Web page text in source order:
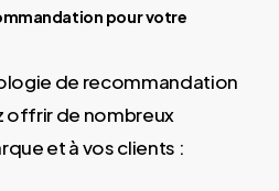
pour votre
de recommandation
offrir de nombreux
et à vos clients :